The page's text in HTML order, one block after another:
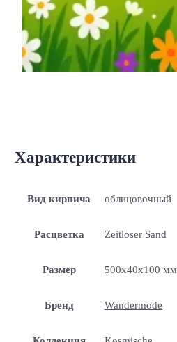
Характеристики
Вид кирпича облицовочный
Расцветка Zeitloser Sand
Размер 500x40x100 мм
Бренд Wandermode